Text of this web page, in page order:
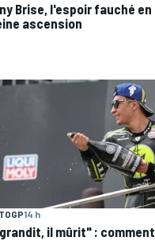
Brise, l'espoir fauché en
ascension
14 h
il mûrit" : comment